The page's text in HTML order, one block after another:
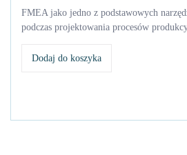
FMEA jako jedno z podstawowych
podczas projektowania procesów
Dodaj do koszyka